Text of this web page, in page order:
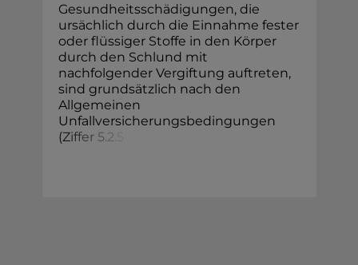
Gesundheitsschädigungen, die
ursächlich durch die Einnahme fester
oder flüssiger Stoffe in den Körper
durch den Schlund mit
nachfolgender Vergiftung auftreten,
sind grundsätzlich nach den
Allgemeinen
Unfallversicherungsbedingungen
(Ziffer 5.2.